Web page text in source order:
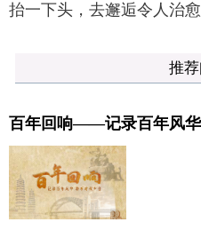
抬一下头，去邂逅令人治愈
推
百年回响——记录百年风